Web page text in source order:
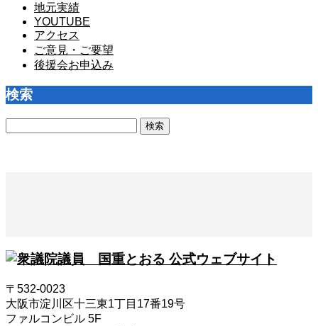
地元実績
YOUTUBE
アクセス
ご意見・ご要望
後援会お申込み
検索
〒532-0023
大阪市淀川区十三東1丁目17番19号
ファルコンビル 5F